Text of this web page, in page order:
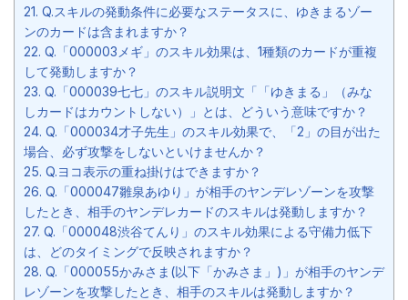
21. Q.スキルの発動条件に必要なステータスに、ゆきまるゾー
ンのカードは含まれますか？
22. Q.「000003メギ」のスキル効果は、1種類のカードが重複
して発動しますか？
23. Q.「000039七七」のスキル説明文「「ゆきまる」（みな
しカードはカウントしない）」とは、どういう意味ですか？
24. Q.「000034才子先生」のスキル効果で、「2」の目が出た
場合、必ず攻撃をしないといけませんか？
25. Q.ヨコ表示の重ね掛けはできますか？
26. Q.「000047雛泉あゆり」が相手のヤンデレゾーンを攻撃
したとき、相手のヤンデレカードのスキルは発動しますか？
27. Q.「000048渋谷てんり」のスキル効果による守備力低下
は、どのタイミングで反映されますか？
28. Q.「000055かみさま(以下「かみさま」)」が相手のヤンデ
レゾーンを攻撃したとき、相手のスキルは発動しますか？